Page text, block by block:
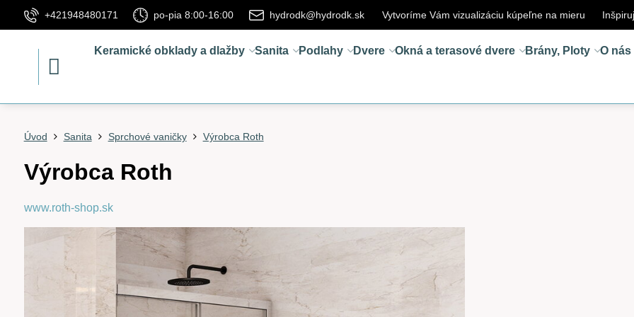
+421948480171 po-pia 8:00-16:00 hydrodk@hydrodk.sk Vytvoríme Vám vizualizáciu kúpeľne na mieru
Keramické obklady a dlažby Sanita Podlahy Dvere Okná a terasové dvere Brány, Ploty O nás
Úvod Sanita Sprchové vaničky Výrobca Roth
Výrobca Roth
www.roth-shop.sk